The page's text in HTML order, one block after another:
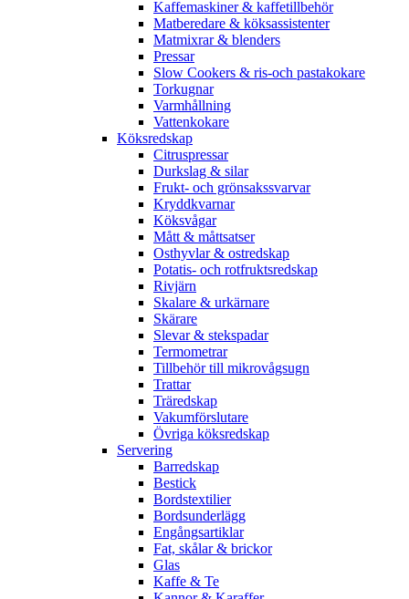
Kaffemaskiner & kaffetillbehör
Matberedare & köksassistenter
Matmixrar & blenders
Pressar
Slow Cookers & ris-och pastakokare
Torkugnar
Varmhållning
Vattenkokare
Köksredskap
Citruspressar
Durkslag & silar
Frukt- och grönsakssvarvar
Kryddkvarnar
Köksvågar
Mått & måttsatser
Osthyvlar & ostredskap
Potatis- och rotfruktsredskap
Rivjärn
Skalare & urkärnare
Skärare
Slevar & stekspadar
Termometrar
Tillbehör till mikrovågsugn
Trattar
Träredskap
Vakumförslutare
Övriga köksredskap
Servering
Barredskap
Bestick
Bordstextilier
Bordsunderlägg
Engångsartiklar
Fat, skålar & brickor
Glas
Kaffe & Te